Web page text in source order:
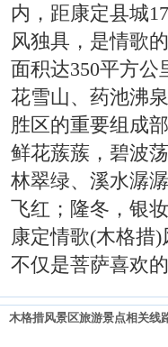
内，距康定县城
风独具，是情歌
面积达350平方
花雪山、药池沸
胜区的重要组成
鲜花蔟蔟，碧波
林翠绿、溪水潺
飞红；隆冬，银
康定情歌(木格措
不仅是菩萨喜欢
木格措风景区旅游景点相关线